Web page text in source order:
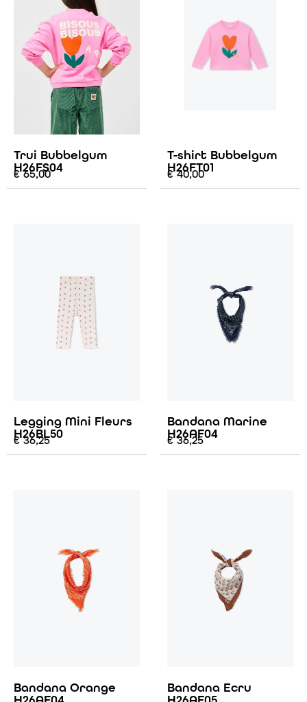
Trui Bubbelgum
H26FS04
€65,00
T-shirt Bubbelgum
H26FT01
€40,00
Legging Mini Fleurs
H26BL50
€36,25
Bandana Marine
H26AF04
€36,25
Bandana Orange
Bandana Ecru